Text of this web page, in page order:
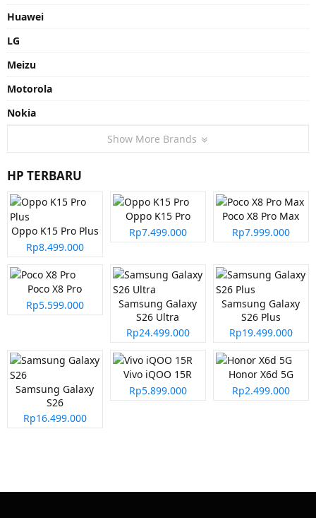
Huawei
LG
Meizu
Motorola
Nokia
Show More Brands
HP TERBARU
Oppo K15 Pro Plus
Rp8.499.000
Oppo K15 Pro
Rp7.499.000
Poco X8 Pro Max
Rp7.999.000
Poco X8 Pro
Rp5.599.000
Samsung Galaxy
S26 Ultra
Rp24.499.000
Samsung Galaxy
S26 Plus
Rp19.499.000
Samsung Galaxy
S26
Rp16.499.000
Vivo iQOO 15R
Rp5.899.000
Honor X6d 5G
Rp2.499.000